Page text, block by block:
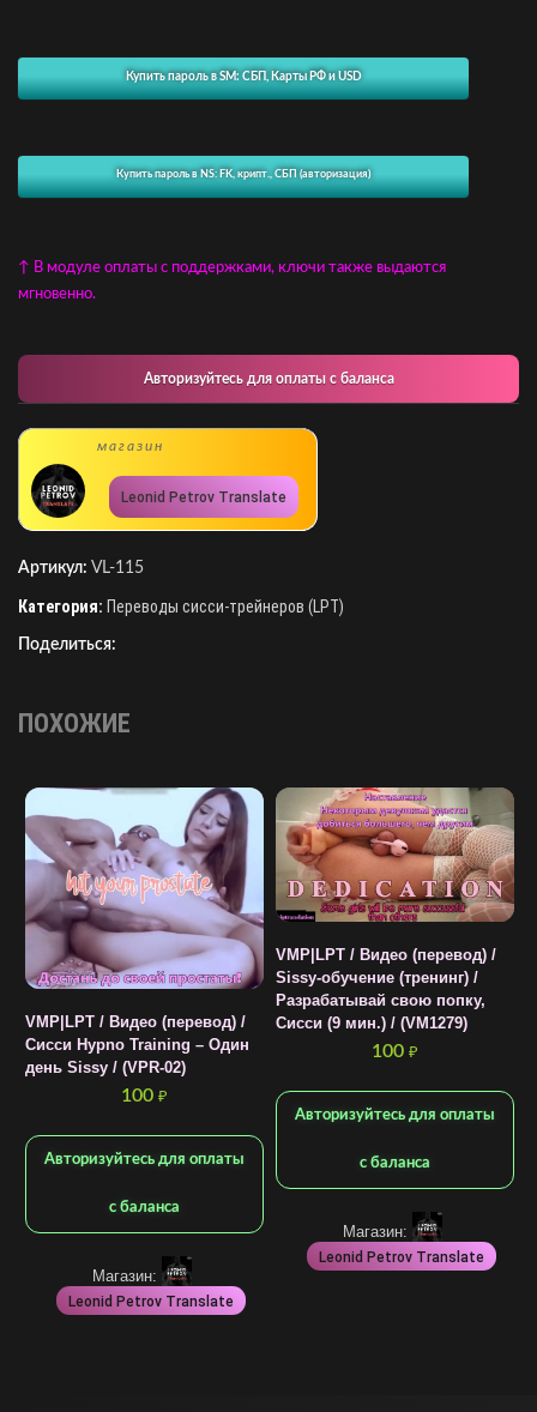
Купить пароль в SM: СБП, Карты РФ и USD
Купить пароль в NS: FK, крипт., СБП (авторизация)
↑ В модуле оплаты с поддержками, ключи также выдаются
мгновенно.
Авторизуйтесь для оплаты с баланса
магазин
Leonid Petrov Translate
Артикул: VL-115
Категория: Переводы сисси-трейнеров (LPT)
Поделиться:
ПОХОЖИЕ
VMP|LPT / Видео (перевод) /
Сисси Hypno Training – Один
день Sissy / (VPR-02)
100 ₽
Авторизуйтесь для оплаты
с баланса
Магазин:
Leonid Petrov Translate
VMP|LPT / Видео (перевод) /
Sissy-обучение (тренинг) /
Разрабатывай свою попку,
Сисси (9 мин.) / (VM1279)
100 ₽
Авторизуйтесь для оплаты
с баланса
Магазин:
Leonid Petrov Translate